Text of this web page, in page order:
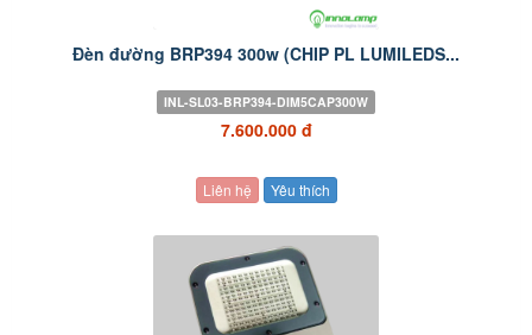
Đèn đường BRP394 300w (CHIP PL LUMILEDS...
INL-SL03-BRP394-DIM5CAP300W
7.600.000 đ
Liên hệ Yêu thích